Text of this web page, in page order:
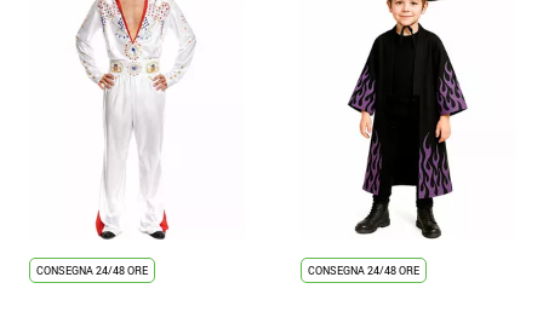
CONSEGNA 24/48 ORE CONSEGNA 24/48 ORE